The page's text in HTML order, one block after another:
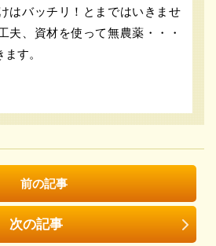
はバッチリ！とまではいきませ
夫、資材を使って無農薬・・・
す。
前の記事
次の記事